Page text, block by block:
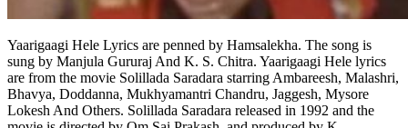
Yaarigaagi Hele Lyrics are penned by Hamsalekha. The song is
sung by Manjula Gururaj And K. S. Chitra. Yaarigaagi Hele lyrics
are from the movie Solillada Saradara starring Ambareesh, Malashri,
Bhavya, Doddanna, Mukhyamantri Chandru, Jaggesh, Mysore
Lokesh And Others. Solillada Saradara released in 1992 and the